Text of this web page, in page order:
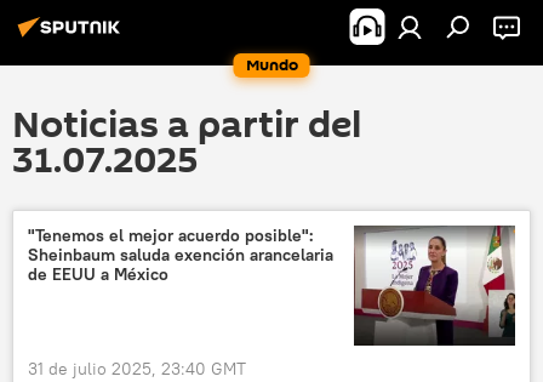
Mundo
Noticias a partir del
31.07.2025
"Tenemos el mejor acuerdo posible":
Sheinbaum saluda exención arancelaria
de EEUU a México
31 de julio 2025, 23:40 GMT